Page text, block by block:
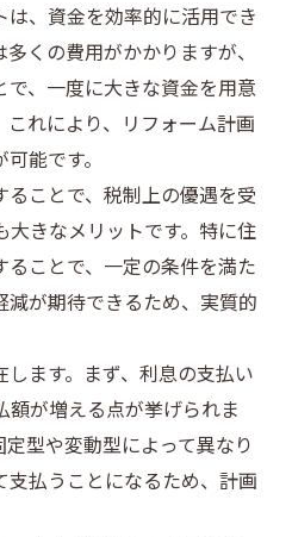
、資金を効率的に活用でき
くの費用がかかりますが、
、一度に大きな資金を用意
れにより、リフォーム計画
能です。
ことで、税制上の優遇を受
きなメリットです。特に住
ことで、一定の条件を満た
が期待できるため、実質的
ます。まず、利息の支払い
が増える点が挙げられま
型や変動型によって異なり
支払うことになるため、計画